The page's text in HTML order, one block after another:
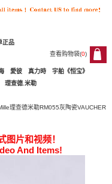
正品
查看购物袋(0)
0
愛彼 真力時
宇舶《恒宝》
理查德.米勒
理查德米勒RM055灰陶瓷VAUCHER
图片和视频！
And Items!